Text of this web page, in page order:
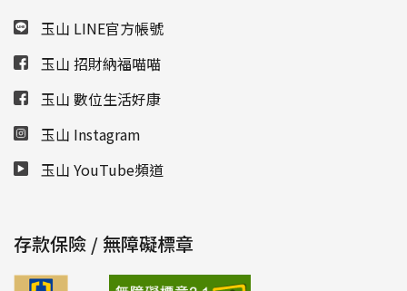
玉山 LINE官方帳號
玉山 招財納福喵喵
玉山 數位生活好康
玉山 Instagram
玉山 YouTube頻道
存款保險 / 無障礙標章